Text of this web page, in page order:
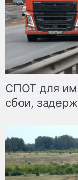
СПОТ для
сбои,